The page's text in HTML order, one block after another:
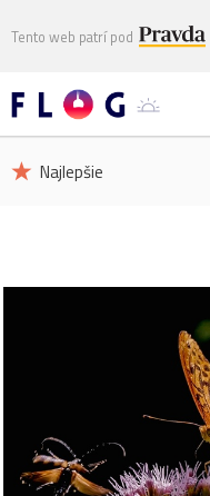
Tento web patrí pod
Najlepšie